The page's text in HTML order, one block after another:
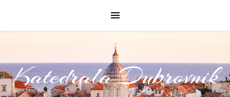
Katedrala Dubrovnik